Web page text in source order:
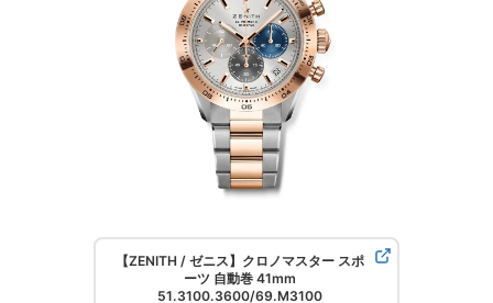
【ZENITH / ゼニス】クロノマスター スポ
ーツ 自動巻 41mm
51.3100.3600/69.M3100